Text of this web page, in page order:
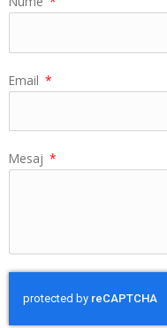
Email
Mesaj